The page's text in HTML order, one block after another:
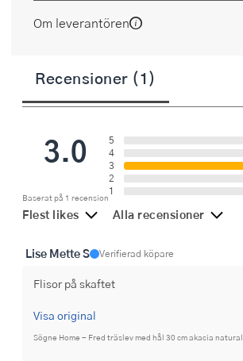
Om leverantören
Recensioner (1)
3.0
Baserat på 1 recension
5
4
3
2
1
Flest likes Alla recensioner
Lise Mette S Verifierad köpare
Flisor på skaftet
Visa original
Sögne Home - Fred träslev med hål 30 cm akacia natural